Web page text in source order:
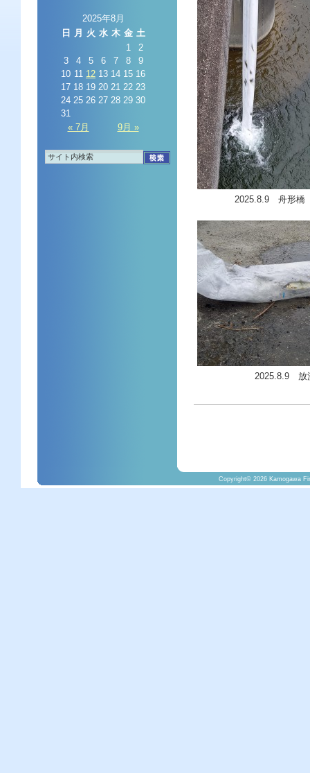
2025年8月
日
月 火 水 木 金 土
« 7月 9月 »
1
2
3
4 5 6 7 8
9
10 11 12 13 14 15 16
17 18 19 20 21 22 23
24 25 26 27 28 29 30
31
2025.8.9 舟形橋
2025.8.9 放
Copyright© 2026 Kamogawa